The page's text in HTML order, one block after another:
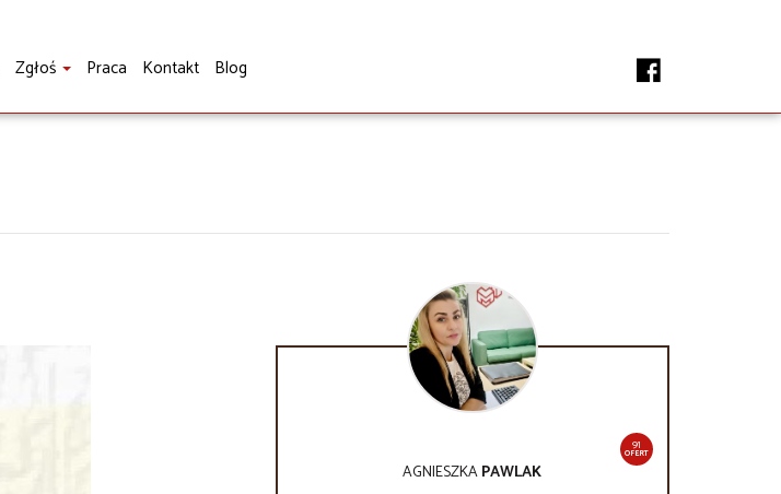
Zgłoś Praca Kontakt Blog
91
OFERT
AGNIESZKAPAWLAK